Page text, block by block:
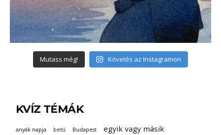
Mutass még! Követés az Instagramon
KVÍZ TÉMÁK
anyák napja betű Budapest egyik vagy másik